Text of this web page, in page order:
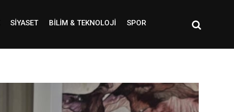
SIYASET BILIM & TEKNOLOJI SPOR